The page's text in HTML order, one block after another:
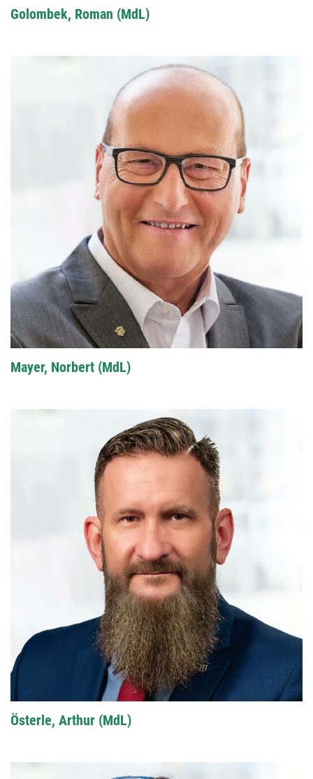
Golombek, Roman (MdL)
Mayer, Norbert (MdL)
Österle, Arthur (MdL)